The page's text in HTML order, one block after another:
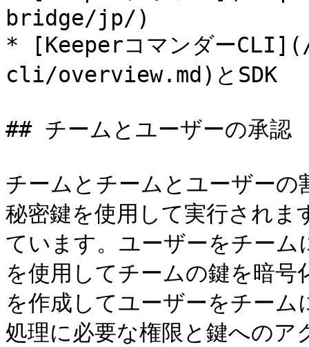
bridge/jp/)
* [Keeperコマンダー
cli/overview.md)とSDK
## チームとユーザーの承認
チームとチームとユーザー
秘密鍵を使用して実行され
ています。ユーザーをチー
を使用してチームの鍵を暗
を作成してユーザーをチー
処理に必要な権限と鍵への